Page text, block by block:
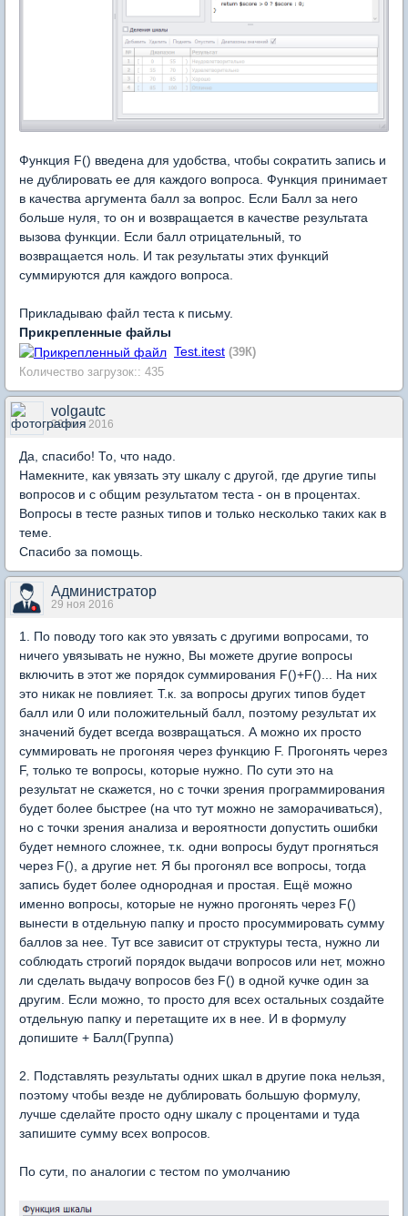
Функция F() введена для удобства, чтобы сократить запись и
не дублировать ее для каждого вопроса. Функция принимает
в качества аргумента балл за вопрос. Если Балл за него
больше нуля, то он и возвращается в качестве результата
вызова функции. Если балл отрицательный, то
возвращается ноль. И так результаты этих функций
суммируются для каждого вопроса.
Прикладываю файл теста к письму.
Прикрепленные файлы
Test.itest (39К)
Количество загрузок:: 435
volgautc
29 ноя 2016
Да, спасибо! То, что надо.
Намекните, как увязать эту шкалу с другой, где другие типы
вопросов и с общим результатом теста - он в процентах.
Вопросы в тесте разных типов и только несколько таких как в
теме.
Спасибо за помощь.
Администратор
29 ноя 2016
1. По поводу того как это увязать с другими вопросами, то
ничего увязывать не нужно, Вы можете другие вопросы
включить в этот же порядок суммирования F()+F()... На них
это никак не повлияет. Т.к. за вопросы других типов будет
балл или 0 или положительный балл, поэтому результат их
значений будет всегда возвращаться. А можно их просто
суммировать не прогоняя через функцию F. Прогонять через
F, только те вопросы, которые нужно. По сути это на
результат не скажется, но с точки зрения программирования
будет более быстрее (на что тут можно не заморачиваться),
но с точки зрения анализа и вероятности допустить ошибки
будет немного сложнее, т.к. одни вопросы будут прогняться
через F(), а другие нет. Я бы прогонял все вопросы, тогда
запись будет более однородная и простая. Ещё можно
именно вопросы, которые не нужно прогонять через F()
вынести в отдельную папку и просто просуммировать сумму
баллов за нее. Тут все зависит от структуры теста, нужно ли
соблюдать строгий порядок выдачи вопросов или нет, можно
ли сделать выдачу вопросов без F() в одной кучке один за
другим. Если можно, то просто для всех остальных создайте
отдельную папку и перетащите их в нее. И в формулу
допишите + Балл(Группа)
2. Подставлять результаты одних шкал в другие пока нельзя,
поэтому чтобы везде не дублировать большую формулу,
лучше сделайте просто одну шкалу с процентами и туда
запишите сумму всех вопросов.
По сути, по аналогии с тестом по умолчанию